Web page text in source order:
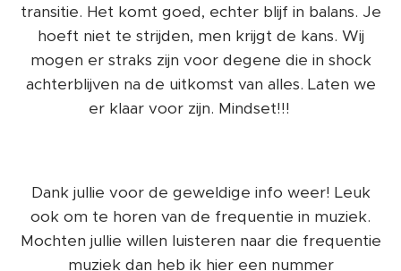
transitie. Het komt goed, echter blijf in balans. Je
hoeft niet te strijden, men krijgt de kans. Wij
mogen er straks zijn voor degene die in shock
achterblijven na de uitkomst van alles. Laten we
er klaar voor zijn. Mindset!!! 💜
Dank jullie voor de geweldige info weer! Leuk
ook om te horen van de frequentie in muziek.
Mochten jullie willen luisteren naar die frequentie
muziek dan heb ik hier een nummer